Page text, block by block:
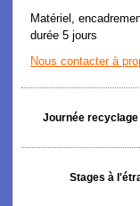
Matériel,
durée 5 jours
Nous contacter à
Journée recyclage
Stages à